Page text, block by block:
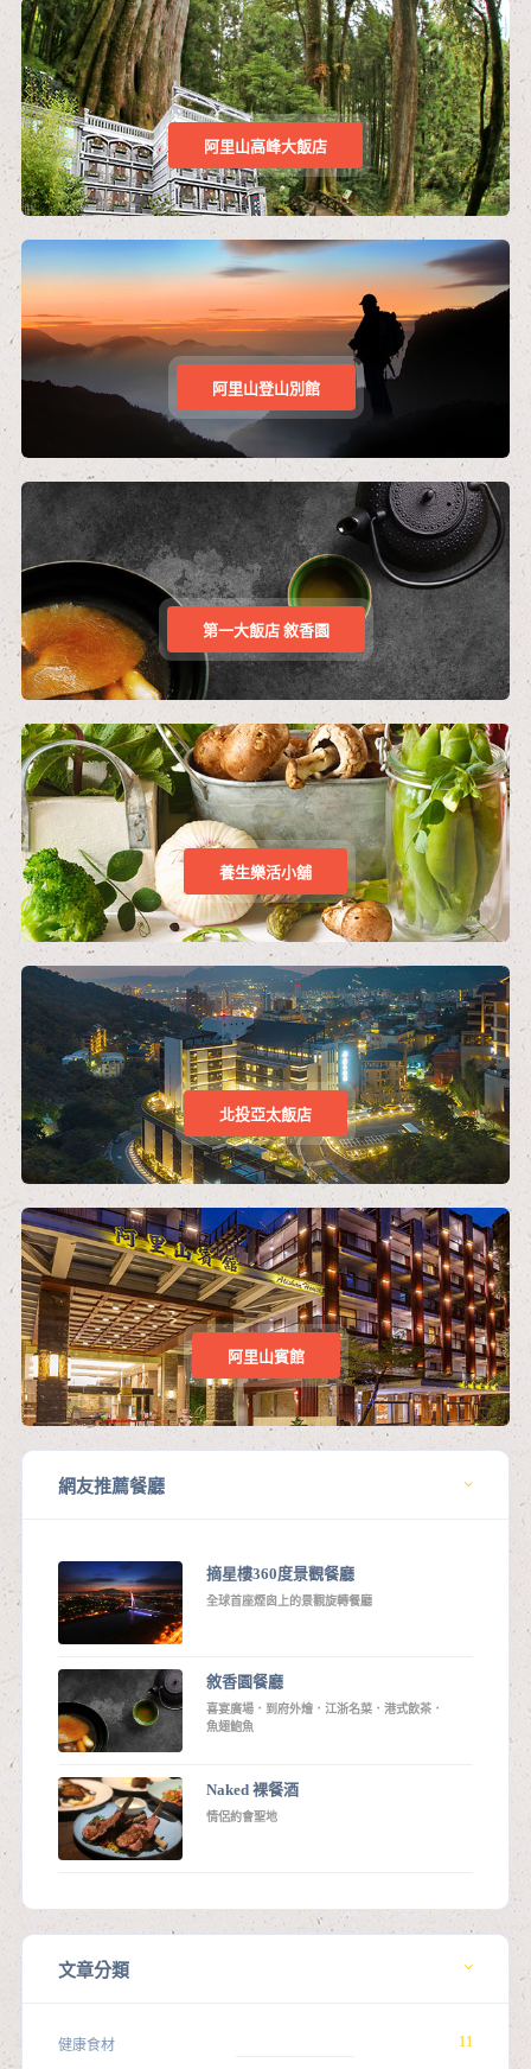
阿里山高峰大飯店
阿里山登山別館
第一大飯店 敘香園
養生樂活小舖
北投亞太飯店
阿里山賓館
網友推薦餐廳
摘星樓360度景觀餐廳
全球首座煙囪上的景觀旋轉餐廳
敘香園餐廳
喜宴廣場．到府外燴．江浙名菜．港式飲茶．
魚翅鮑魚
Naked 裸餐酒
情侶約會聖地
文章分類
健康食材 11